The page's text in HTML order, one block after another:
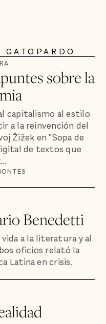
GATOPARDO
sobre la
capitalismo al estilo
a la reinvención del
Žižek en "Sopa de
de textos que
Benedetti
a la literatura y al
oficios relató la
Latina en crisis.